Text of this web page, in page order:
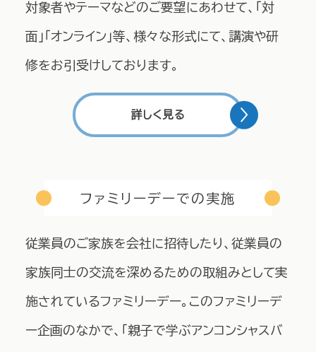
対象者やテーマなどのご要望にあわせて、「対
面」「オンライン」等、様々な形式にて、講演や研
修をお引受けしております。
詳しく見る
ファミリーデーでの実施
従業員のご家族を会社に招待したり、従業員の
家族同士の交流を深めるための取組みとして実
施されているファミリーデー。このファミリーデ
ー企画のなかで、「親子で学ぶアンコンシャスバ